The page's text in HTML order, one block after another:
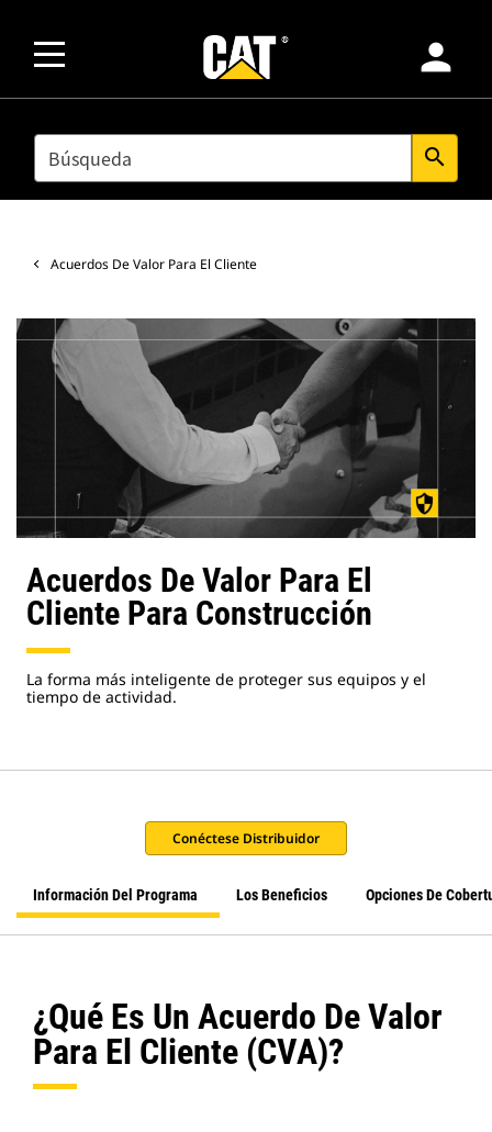
person
SEARCH search
Acuerdos De Valor Para El Cliente
Acuerdos De Valor Para El
Cliente Para Construcción
La forma más inteligente de proteger sus equipos y el
tiempo de actividad.
Conéctese Distribuidor
Información Del Programa Los Beneficios Opciones De
¿Qué Es Un Acuerdo De Valor
Para El Cliente (CVA)?